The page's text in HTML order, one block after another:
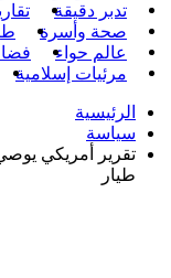
تدبر دقيقة
صحة وأسرة
عالم حواء
مرئيات إسلامية
الرئيسية
سياسة
تقرير أمريكي
طيار